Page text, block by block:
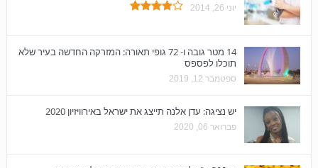
יוני 26, 2014
14 מטר גובה ו- 72 גופי תאורה: המזרקה החדשה בעיר שלא
תוכלו לפספס
ספטמבר 12, 2019
יש נציגה: עדן אלנה תייצג את ישראל באירוויזיון 2020
פברואר 06, 2020